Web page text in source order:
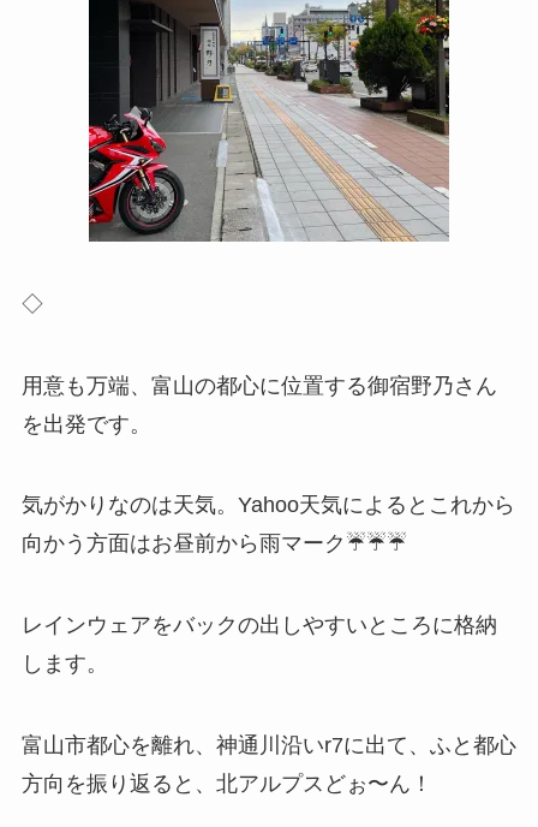
◇
用意も万端、富山の都心に位置する御宿野乃さん
を出発です。
気がかりなのは天気。Yahoo天気によるとこれから
向かう方面はお昼前から雨マーク☔️☔☔
レインウェアをバックの出しやすいところに格納
します。
富山市都心を離れ、神通川沿いr7に出て、ふと都心
方向を振り返ると、北アルプスどぉ〜ん！